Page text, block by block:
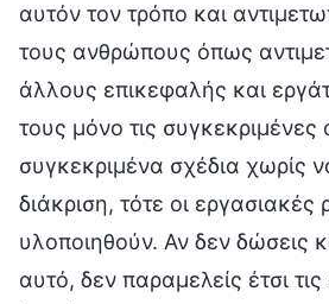
αυτόν τον τρόπο και
τους ανθρώπους όπως
άλλους επικεφαλής και
τους μόνο τις συγκεκριμένες
συγκεκριμένα σχέδια χωρίς
διάκριση, τότε οι εργασιακές
υλοποιηθούν. Αν δεν δώσεις
αυτό, δεν παραμελείς έτσι